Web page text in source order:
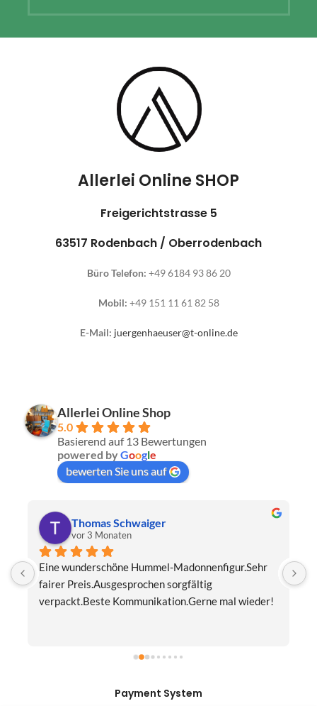
Allerlei Online SHOP
Freigerichtstrasse 5
63517 Rodenbach / Oberrodenbach
Büro Telefon: +49 6184 93 86 20
Mobil: +49 151 11 61 82 58
E-Mail: juergenhaeuser@t-online.de
Allerlei Online Shop
5.0
Basierend auf 13 Bewertungen
powered byGoogle
bewerten Sie uns auf
Thomas Schwaiger
vor 3 Monaten
Eine wunderschöne Hummel-Madonnenfigur.Sehr
fairer Preis.Ausgesprochen sorgfältig
verpackt.Beste Kommunikation.Gerne mal wieder!
Payment System